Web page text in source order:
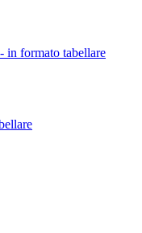
in formato tabellare